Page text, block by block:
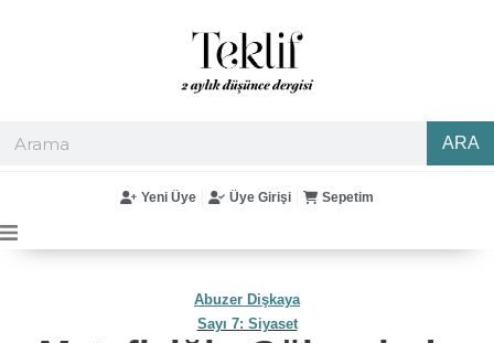
ARA
Yeni Üye Üye Girişi Sepetim
Abuzer Dişkaya
Sayı 7: Siyaset